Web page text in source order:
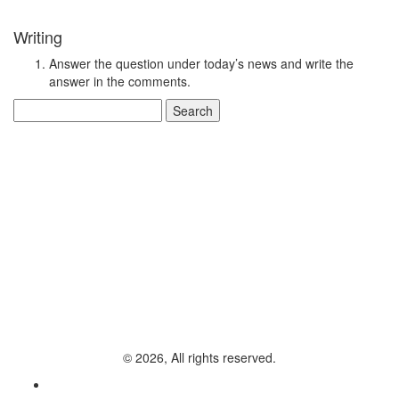
Writing
Answer the question under today’s news and write the
answer in the comments.
for:
© 2026, All rights reserved.